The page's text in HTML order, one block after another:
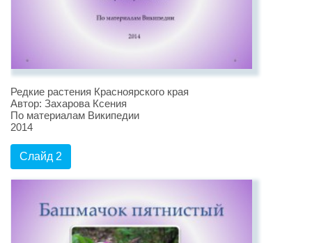
Редкие растения Красноярского края
Автор: Захарова Ксения
По материалам Википедии
2014
Слайд 2